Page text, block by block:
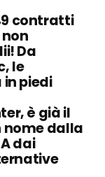
contratti
Da
le
piedi
è già il
nome dalla
dai